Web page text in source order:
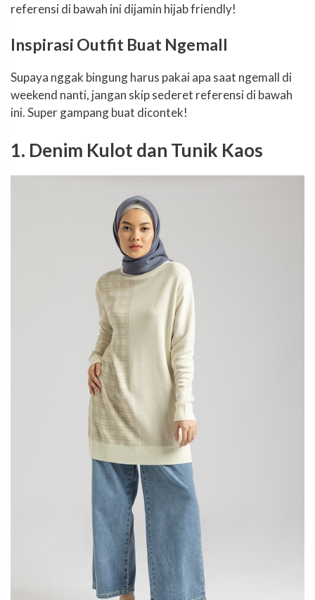
referensi di bawah ini dijamin hijab friendly!
Inspirasi Outfit Buat Ngemall
Supaya nggak bingung harus pakai apa saat ngemall di
weekend nanti, jangan skip sederet referensi di bawah
ini. Super gampang buat dicontek!
1. Denim Kulot dan Tunik Kaos